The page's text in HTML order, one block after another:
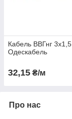
Кабель ВВГнг 3х1,5
Одескабель
32,15 ₴/м
Про нас